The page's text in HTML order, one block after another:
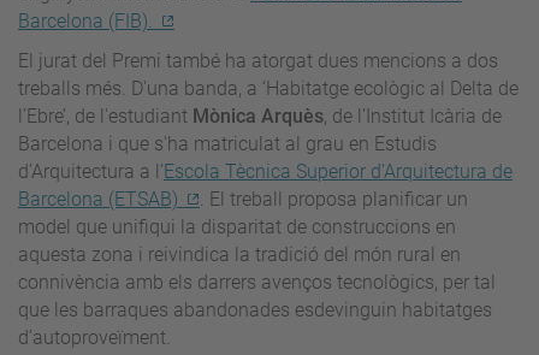
Barcelona (FIB).
El jurat del Premi també ha atorgat dues mencions a dos
treballs més. D'una banda, a ‘Habitatge ecològic al Delta de
l’Ebre’, de l'estudiant Mònica Arquès, de l’Institut Icària de
Barcelona i que s'ha matriculat al grau en Estudis
d'Arquitectura a l’Escola Tècnica Superior d'Arquitectura de
Barcelona (ETSAB)
. El treball proposa planificar un
model que unifiqui la disparitat de construccions en
aquesta zona i reivindica la tradició del món rural en
connivència amb els darrers avenços tecnològics, per tal
que les barraques abandonades esdevinguin habitatges
d’autoproveïment.